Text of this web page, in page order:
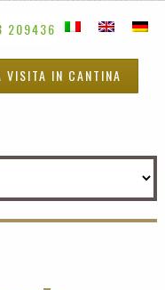
209436
VISITA IN CANTINA